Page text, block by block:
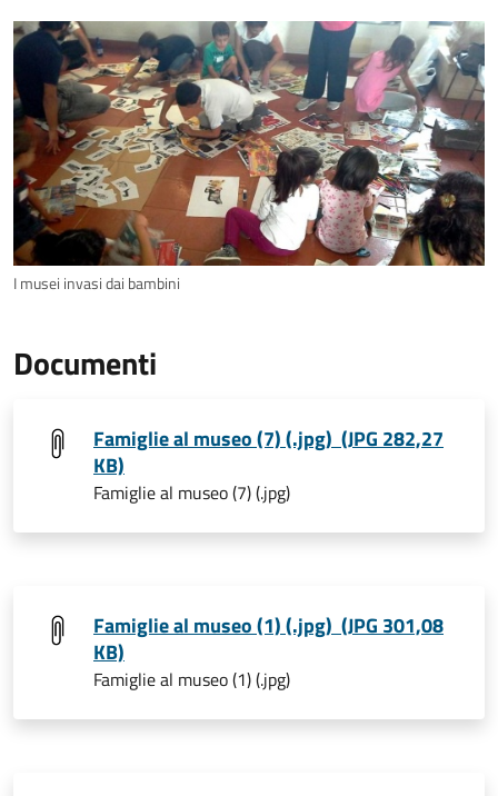
I musei invasi dai bambini
Documenti
Famiglie al museo (7) (.jpg) (JPG 282,27
KB)
Famiglie al museo (7) (.jpg)
Famiglie al museo (1) (.jpg) (JPG 301,08
KB)
Famiglie al museo (1) (.jpg)